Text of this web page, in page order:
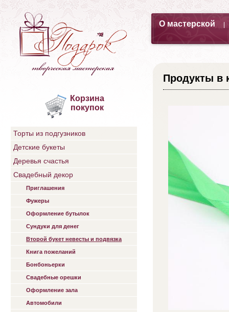
Корзина
покупок
Торты из подгузников
Детские букеты
Деревья счастья
Свадебный декор
Приглашения
Фужеры
Оформление бутылок
Сундуки для денег
Второй букет невесты и подвязка
Книга пожеланий
Бонбоньерки
Свадебные орешки
Оформление зала
Автомобили
О мастерской
Продукты в